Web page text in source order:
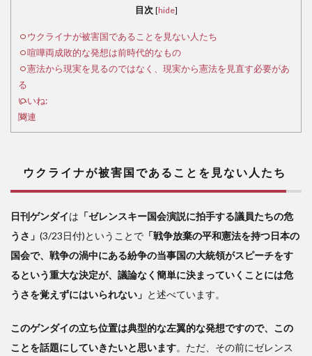
が被
害国
であ
とを
見な
い人
喧
嘩両
的な
発想
は前
的な
もの
憲
法か
目次 [hide]
ウクライナが被害国であることを見ない人たち
喧嘩両成敗的な発想は前時代的なもの
憲法から現実を見るのではなく、現実から憲法を見直す必要があ
る
いいね:
関連
ウクライナが被害国であることを見ない人たち
日刊ゲンダイは 「ゼレンスキー国会演説に拍手する議員たちの危
うさ」 (3/23日付)ということで 「戦争放棄の平和憲法を持つ日本の
国会で、戦争の渦中にある紛争の当事国の大統領がスピーチをす
るという重大な決定が、議論なく簡単に決まっていくことには危
うさを覚えずにはいられない」 と述べています。
このゲンダイの立ち位置は典型的な左翼的な発想ですので、この
ことを話題にしていきたいと思います。ただ、その前にゼレンス